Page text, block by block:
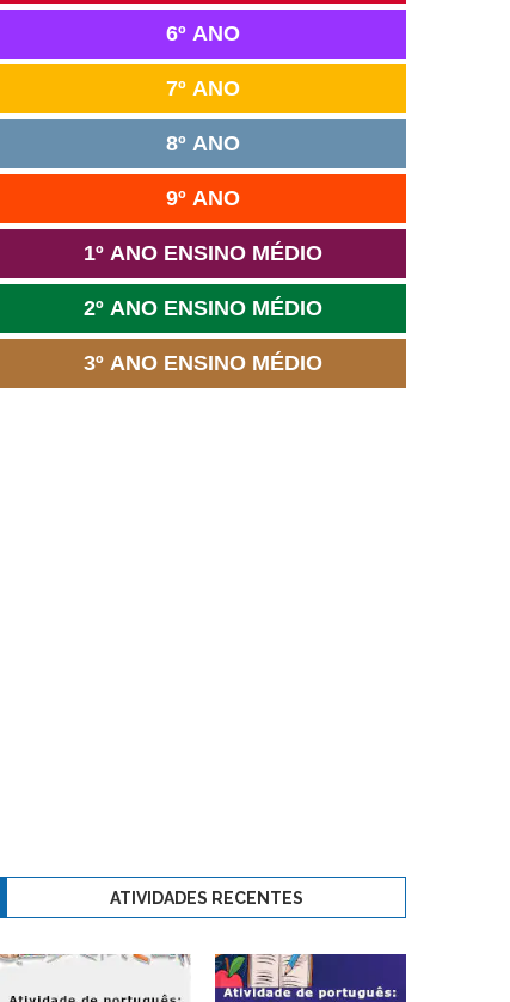
6º ANO
7º ANO
8º ANO
9º ANO
1º ANO ENSINO MÉDIO
2º ANO ENSINO MÉDIO
3º ANO ENSINO MÉDIO
ATIVIDADES RECENTES